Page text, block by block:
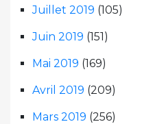
Juillet 2019 (105)
Juin 2019 (151)
Mai 2019 (169)
Avril 2019 (209)
Mars 2019 (256)